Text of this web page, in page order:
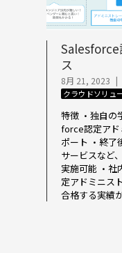
Salesforce
ス
8月 21, 2023 |
クラウドソリュ
特徴 ・独自の
force認定アド
ポート ・終
サービスなど
実施可能 ・社
定アドミニス
合格する実績